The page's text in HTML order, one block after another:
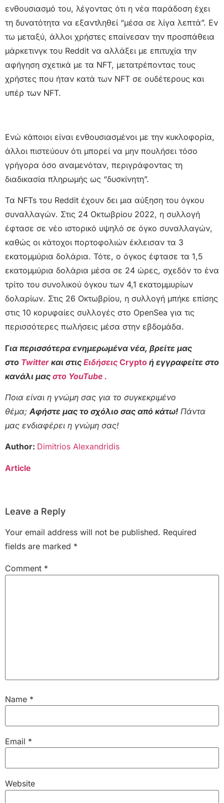
ενθουσιασμό του, λέγοντας ότι η νέα παράδοση έχει
τη δυνατότητα να εξαντληθεί “μέσα σε λίγα λεπτά”. Εν
τω μεταξύ, άλλοι χρήστες επαίνεσαν την προσπάθεια
μάρκετινγκ του Reddit να αλλάξει με επιτυχία την
αφήγηση σχετικά με τα NFT, μετατρέποντας τους
χρήστες που ήταν κατά των NFT σε ουδέτερους και
υπέρ των NFT.
Ενώ κάποιοι είναι ενθουσιασμένοι με την κυκλοφορία,
άλλοι πιστεύουν ότι μπορεί να μην πουλήσει τόσο
γρήγορα όσο αναμενόταν, περιγράφοντας τη
διαδικασία πληρωμής ως “δυσκίνητη”.
Τα NFTs του Reddit έχουν δει μια αύξηση του όγκου
συναλλαγών. Στις 24 Οκτωβρίου 2022, η συλλογή
έφτασε σε νέο ιστορικό υψηλό σε όγκο συναλλαγών,
καθώς οι κάτοχοι πορτοφολιών έκλεισαν τα 3
εκατομμύρια δολάρια. Τότε, ο όγκος έφτασε τα 1,5
εκατομμύρια δολάρια μέσα σε 24 ώρες, σχεδόν το ένα
τρίτο του συνολικού όγκου των 4,1 εκατομμυρίων
δολαρίων. Στις 26 Οκτωβρίου, η συλλογή μπήκε επίσης
στις 10 κορυφαίες συλλογές στο OpenSea για τις
περισσότερες πωλήσεις μέσα στην εβδομάδα.
Για περισσότερα ενημερωμένα νέα, βρείτε μας
στο Twitter και στις Ειδήσεις Crypto ή εγγραφείτε στο
κανάλι μας στο YouTube .
Ποια είναι η γνώμη σας για το συγκεκριμένο
θέμα;Αφήστε μας το σχόλιο σας από κάτω! Πάντα
μας ενδιαφέρει η γνώμη σας!
Author: Dimitrios Alexandridis
Article
Leave a Reply
Your email address will not be published. Required
fields are marked *
Comment *
Name *
Email *
Website